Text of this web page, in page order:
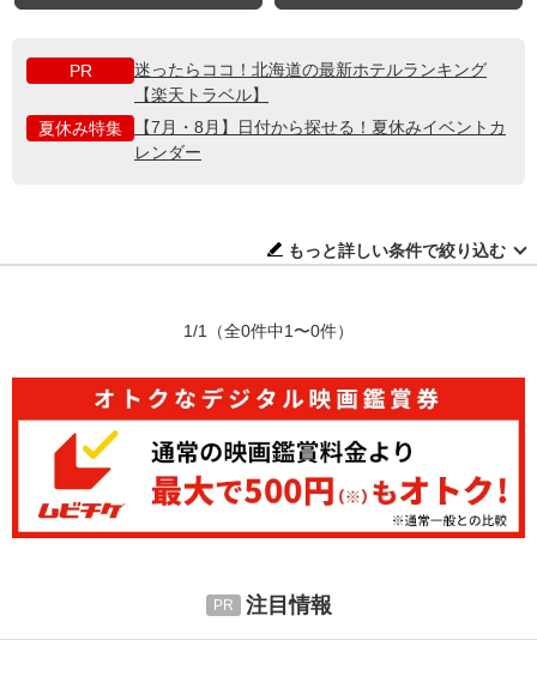
PR
迷ったらココ！北海道の最新ホテルランキング
【楽天トラベル】
夏休み特集
【7月・8月】日付から探せる！夏休みイベントカ
レンダー
もっと詳しい条件で絞り込む
1/1 （全0件中1〜0件）
注目情報